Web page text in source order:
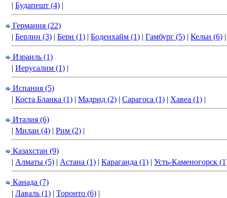
| Будапешт (4) |
Германия (22)
| Берлин (3) | Берн (1) | Боденхайм (1) | Гамбург (5) | Кельн (6)
Израиль (1)
| Иерусалим (1) |
Испания (5)
| Коста Бланка (1) | Мадрид (2) | Сарагоса (1) | Хавеа (1) |
Италия (6)
| Милан (4) | Рим (2) |
Казахстан (9)
| Алматы (5) | Астана (1) | Караганда (1) | Усть-Каменогорск
Канада (7)
| Лаваль (1) | Торонто (6) |